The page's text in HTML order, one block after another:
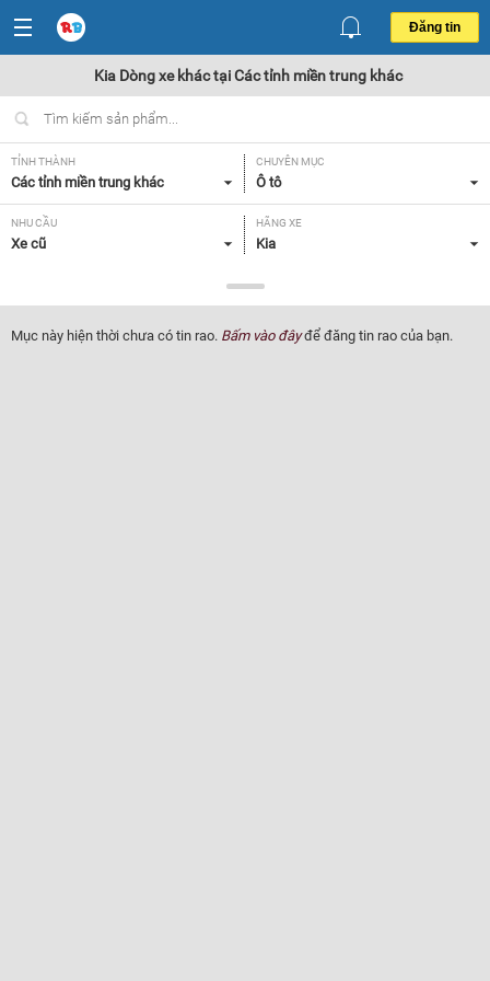
Đăng tin
Kia Dòng xe khác tại Các tỉnh miền trung khác
TỈNH THÀNH
Các tỉnh miền trung khác
CHUYÊN MỤC
Ô tô
NHU CẦU
Xe cũ
HÃNG XE
Kia
Dòng xe khác
NĂM SẢN XUẤT
Tất cả
GIÁ XE XUẤT XỨ
Mục này hiện thời chưa có tin rao. Bấm vào đâyđể đăng tin rao của bạn.